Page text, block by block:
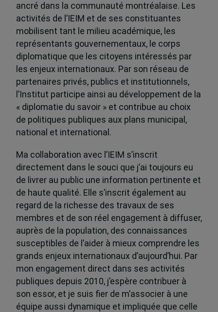
ancré dans la communauté montréalaise. Les
activités de l’IEIM et de ses constituantes
mobilisent tant le milieu académique, les
représentants gouvernementaux, le corps
diplomatique que les citoyens intéressés par
les enjeux internationaux. Par son réseau de
partenaires privés, publics et institutionnels,
l’Institut participe ainsi au développement de la
« diplomatie du savoir » et contribue au choix
de politiques publiques aux plans municipal,
national et international.
Ma collaboration avec l’IEIM s’inscrit
directement dans le souci que j’ai toujours eu
de livrer au public une information pertinente et
de haute qualité. Elle s’inscrit également au
regard de la richesse des travaux de ses
membres et de son réel engagement à diffuser,
auprès de la population, des connaissances
susceptibles de l’aider à mieux comprendre les
grands enjeux internationaux d’aujourd’hui. Par
mon engagement direct dans ses activités
publiques depuis 2010, j’espère contribuer à
son essor, et je suis fier de m’associer à une
équipe aussi dynamique et impliquée que celle